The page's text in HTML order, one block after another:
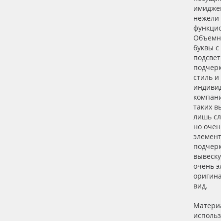
буквы
стиль и
таких
лишь
но
очень
вид.